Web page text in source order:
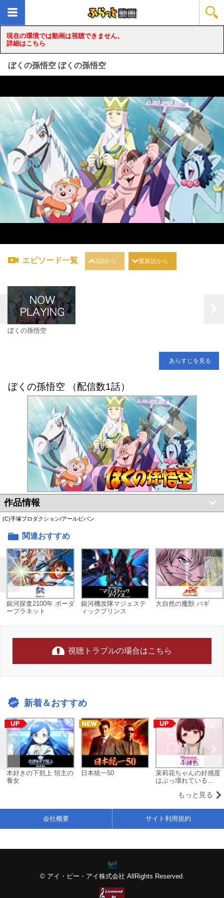
現在の環境では動画は視聴できません。
詳細はこちら
ぼくの孫悟空 ぼくの孫悟空
loading...
エピソード一覧 1話から 最新話から
ぼくの孫悟空
あらすじを見る
ぼくの孫悟空 （配信数1話）
作品情報
(C)手塚プロダクション/アールビバン
関連おすすめ
銀河探査2100年 ボーダ
ープラネット
銀河機攻隊マジェステ
ィックプリンス
大自然の魔獣 バギ
視聴トラブルの場合はこちら
新着＆おすすめ
本好きの下剋上 領主の
養女
日本統一50
茉莉花ちゃんの好感度
はぶっ壊れている...
もっと見る
© アイ・ピー・アイ株式会社 AllRights Reserved.
会社概要 サイト利用規約